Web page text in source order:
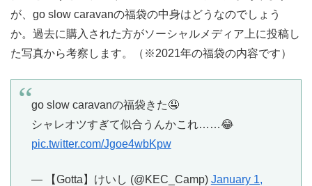
が、go slow caravanの福袋の中身はどうなのでしょう
か。過去に購入された方がソーシャルメディア上に投稿し
た写真から考察します。（※2021年の福袋の内容です）
go slow caravanの福袋きた🤤
シャレオツすぎて似合うんかこれ……😂
pic.twitter.com/Jgoe4wbKpw
— 【Gotta】けいし (@KEC_Camp) January 1,